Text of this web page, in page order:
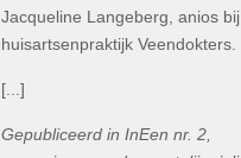
Jacqueline Langeberg, anios bij
huisartsenpraktijk Veendokters.
[...]
Gepubliceerd in InEen nr. 2,